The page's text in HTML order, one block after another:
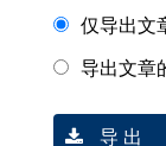
仅导出文
导出文章
导 出